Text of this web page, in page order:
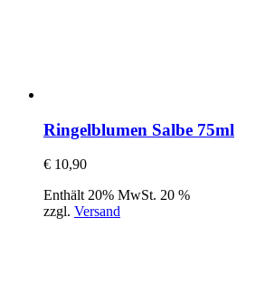
Ringelblumen Salbe 75ml
€ 10,90
Enthält 20% MwSt. 20 %
zzgl. Versand